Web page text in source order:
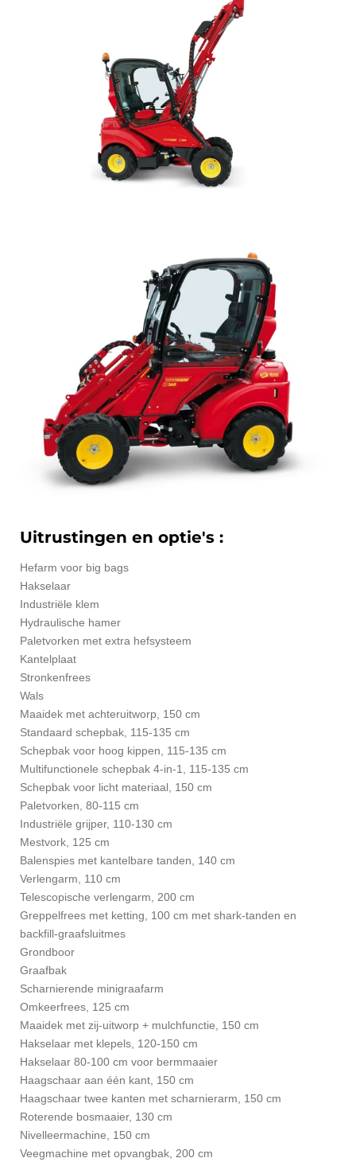
Uitrustingen en optie's :
Hefarm voor big bags
Hakselaar
Industriële klem
Hydraulische hamer
Paletvorken met extra hefsysteem
Kantelplaat
Stronkenfrees
Wals
Maaidek met achteruitworp, 150 cm
Standaard schepbak, 115-135 cm
Schepbak voor hoog kippen, 115-135 cm
Multifunctionele schepbak 4-in-1, 115-135 cm
Schepbak voor licht materiaal, 150 cm
Paletvorken, 80-115 cm
Industriële grijper, 110-130 cm
Mestvork, 125 cm
Balenspies met kantelbare tanden, 140 cm
Verlengarm, 110 cm
Telescopische verlengarm, 200 cm
Greppelfrees met ketting, 100 cm met shark-tanden en
backfill-graafsluitmes
Grondboor
Graafbak
Scharnierende minigraafarm
Omkeerfrees, 125 cm
Maaidek met zij-uitworp + mulchfunctie, 150 cm
Hakselaar met klepels, 120-150 cm
Hakselaar 80-100 cm voor bermmaaier
Haagschaar aan één kant, 150 cm
Haagschaar twee kanten met scharnierarm, 150 cm
Roterende bosmaaier, 130 cm
Nivelleermachine, 150 cm
Veegmachine met opvangbak, 200 cm